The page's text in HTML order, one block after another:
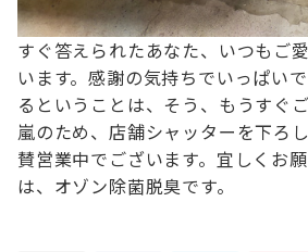
すぐ答えられたあなた、いつもご
います。感謝の気持ちでいっぱいで
るということは、そう、もうすぐご
嵐のため、店舗シャッターを下ろ
賛営業中でございます。宜しくお願
は、オゾン除菌脱臭です。